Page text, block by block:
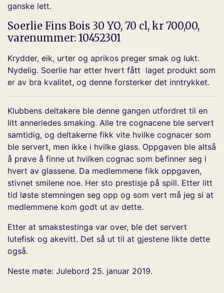
ganske lett.
Soerlie Fins Bois 30 YO, 70 cl, kr 700,00,
varenummer: 10452301
Krydder, eik, urter og aprikos preger smak og lukt.
Nydelig. Soerlie har etter hvert fått laget produkt som
er av bra kvalitet, og denne forsterker det inntrykket.
Klubbens deltakere ble denne gangen utfordret til en
litt annerledes smaking. Alle tre cognacene ble servert
samtidig, og deltakerne fikk vite hvilke cognacer som
ble servert, men ikke i hvilke glass. Oppgaven ble altså
å prøve å finne ut hvilken cognac som befinner seg i
hvert av glassene. Da medlemmene fikk oppgaven,
stivnet smilene noe. Her sto prestisje på spill. Etter litt
tid løste stemningen seg opp og som vert må jeg si at
medlemmene kom godt ut av dette.
Etter at smakstestinga var over, ble det servert
lutefisk og akevitt. Det så ut til at gjestene likte dette
også.
Neste møte: Julebord 25. januar 2019.